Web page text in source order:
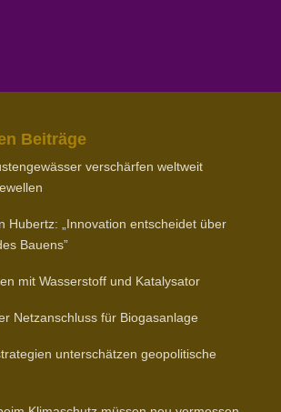
Beiträge
verschärfen weltweit
Hubertz: „Inno­vation entscheidet über
Bauens”
mit Wasser­stoff und Katalysator
Netz­an­schluss für Biogasanlage
unter­schätzen geopo­li­tische